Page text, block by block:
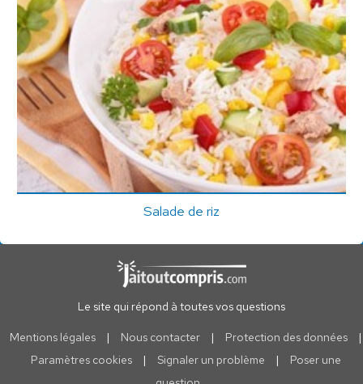
Salade de riz
Le site qui répond à toutes vos questions
Mentions légales | Nous contacter | Protection des données
|
Paramètres cookies
| Signaler un problème |
Poser une